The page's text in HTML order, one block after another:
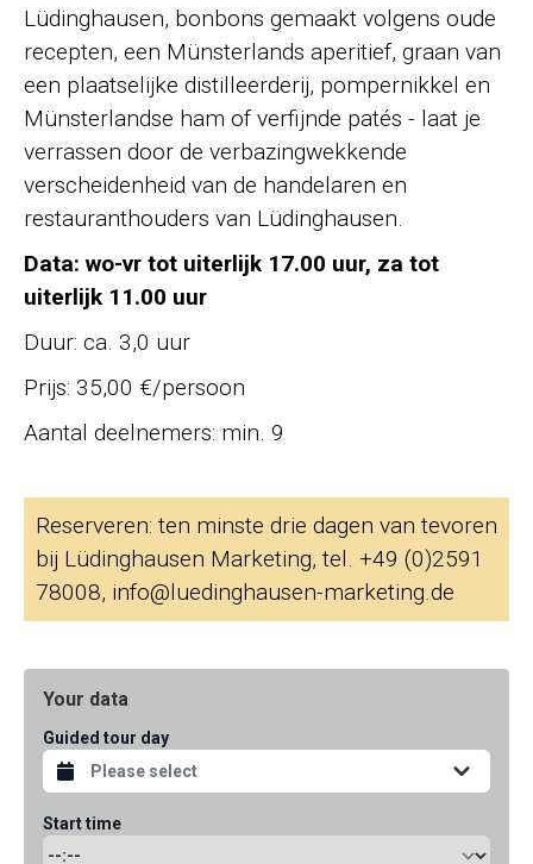
Lüdinghausen, bonbons gemaakt volgens oude
recepten, een Münsterlands aperitief, graan van
een plaatselijke distilleerderij, pompernikkel en
Münsterlandse ham of verfijnde patés - laat je
verrassen door de verbazingwekkende
verscheidenheid van de handelaren en
restauranthouders van Lüdinghausen.
Data: wo-vr tot uiterlijk 17.00 uur, za tot
uiterlijk 11.00 uur
Duur: ca. 3,0 uur
Prijs: 35,00 €/persoon
Aantal deelnemers: min. 9
Reserveren: ten minste drie dagen van tevoren
bij Lüdinghausen Marketing, tel. +49 (0)2591
78008, info@luedinghausen-marketing.de
Your data
Guided tour day
Start time